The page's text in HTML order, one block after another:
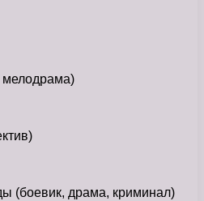
мелодрама)
(боевик, драма, криминал)